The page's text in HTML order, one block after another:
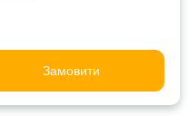
Замовити